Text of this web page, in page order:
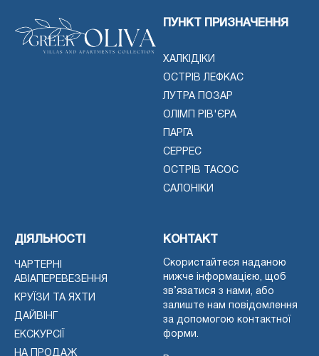
ПУНКТ ПРИЗНАЧЕННЯ
ХАЛКІДІКИ
ОСТРІВ ЛЕФКАС
ЛУТРА ПОЗАР
ОЛІМП РІВ'ЄРА
ПАРГА
СЕРРЕС
ОСТРІВ ТАСОС
САЛОНІКИ
ДІЯЛЬНОСТІ
ЧАРТЕРНІ
АВІАПЕРЕВЕЗЕННЯ
КРУЇЗИ ТА ЯХТИ
ДАЙВІНГ
ЕКСКУРСІЇ
НА ПРОДАЖ
КОНТАКТ
Скористайтеся наданою
нижче інформацією, щоб
зв’язатися з нами, або
залиште нам повідомлення
за допомогою контактної
форми.